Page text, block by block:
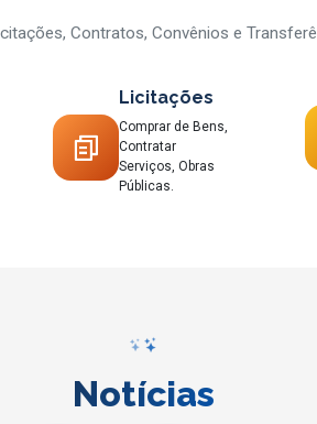
Contratos, Convênios e
Licitações
Comprar de Bens,
Contratar
Serviços, Obras
Públicas.
Notícias